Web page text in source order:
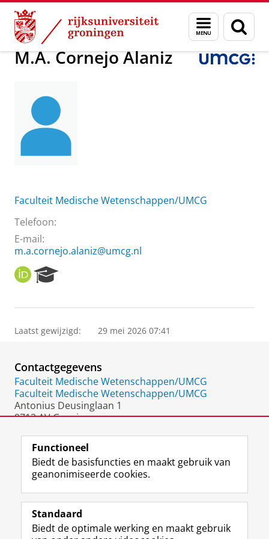
Skip
Content
Skip
Navigation
Menu
en
zoeken
Over ons M.A. Cornejo Alaniz
M.A. Cornejo Alaniz
Faculteit Medische Wetenschappen/UMCG
Telefoon:
E-mail:
m.a.cornejo.alaniz@umcg.nl
O
R
I
e
r
P
o
r
t
a
Laatst gewijzigd: 29 mei 2026 07:41
Contactgegevens
Faculteit Medische Wetenschappen/UMCG
Faculteit Medische Wetenschappen/UMCG
Antonius Deusinglaan 1
9713 AV Groningen
Volg de RUG
F
a
e
L
i
k
R
S
-
I
n
t
Y
o
T
Studiekiezers
Functioneel
Biedt de basisfuncties en maakt gebruik van
geanonimiseerde cookies.
Standaard
Biedt de optimale werking en maakt gebruik